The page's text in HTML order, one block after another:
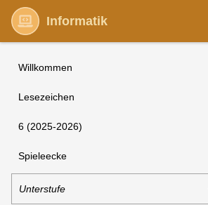
Informatik
Willkommen
Lesezeichen
6 (2025-2026)
Spieleecke
Unterstufe